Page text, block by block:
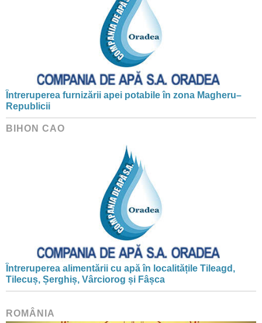
Întreruperea furnizării apei potabile în zona Magheru–
Republicii
BIHON CAO
Întreruperea alimentării cu apă în localitățile Tileagd,
Tilecuș, Șerghiș, Vârciorog și Fâșca
ROMÂNIA